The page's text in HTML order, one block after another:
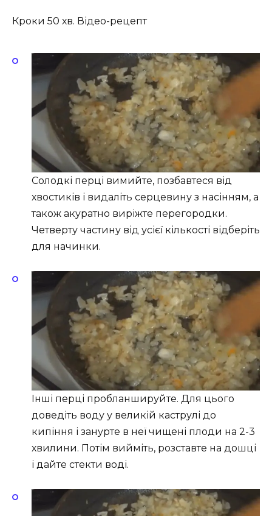
Кроки 50 хв. Відео-рецепт
Солодкі перці вимийте, позбавтеся від
хвостиків і видаліть серцевину з насінням, а
також акуратно виріжте перегородки.
Четверту частину від усієї кількості відберіть
для начинки.
Інші перці пробланшируйте. Для цього
доведіть воду у великій каструлі до
кипіння і занурте в неї чищені плоди на 2-3
хвилини. Потім вийміть, розставте на дошці
і дайте стекти воді.